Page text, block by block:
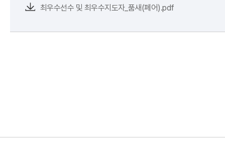
최우수선수 및 최우수지도자_품새(페어).pdf